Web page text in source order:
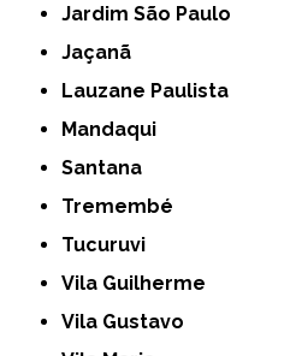
Jardim São Paulo
Jaçanã
Lauzane Paulista
Mandaqui
Santana
Tremembé
Tucuruvi
Vila Guilherme
Vila Gustavo